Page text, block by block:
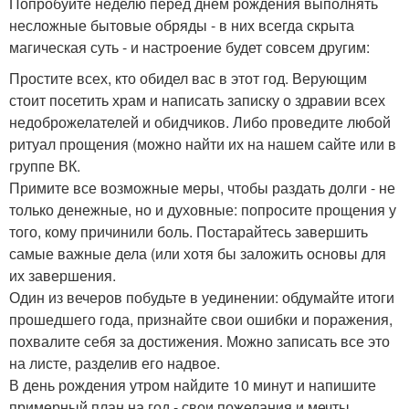
несложные бытовые обряды - в них всегда скрыта
магическая суть - и настроение будет совсем другим:
Простите всех, кто обидел вас в этот год. Верующим
стоит посетить храм и написать записку о здравии всех
недоброжелателей и обидчиков. Либо проведите любой
ритуал прощения (можно найти их на нашем сайте или в
группе ВК.
Примите все возможные меры, чтобы раздать долги - не
только денежные, но и духовные: попросите прощения у
того, кому причинили боль. Постарайтесь завершить
самые важные дела (или хотя бы заложить основы для
их завершения.
Один из вечеров побудьте в уединении: обдумайте итоги
прошедшего года, признайте свои ошибки и поражения,
похвалите себя за достижения. Можно записать все это
на листе, разделив его надвое.
В день рождения утром найдите 10 минут и напишите